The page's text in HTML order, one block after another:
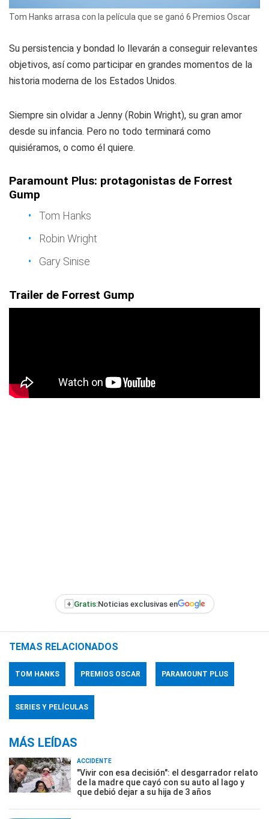
Tom Hanks arrasa con la película que se ganó 6 Premios Oscar
Su persistencia y bondad lo llevarán a conseguir relevantes
objetivos, así como participar en grandes momentos de la
historia moderna de los Estados Unidos.
Siempre sin olvidar a Jenny (Robin Wright), su gran amor
desde su infancia. Pero no todo terminará como
quisiéramos, o como él quiere.
Paramount Plus: protagonistas de Forrest
Gump
Tom Hanks
Robin Wright
Gary Sinise
Trailer de Forrest Gump
+ Gratis:Noticias exclusivas en
TEMAS RELACIONADOS
TOM HANKS PREMIOS OSCAR PARAMOUNT PLUS
SERIES Y PELÍCULAS
MÁS LEÍDAS
ACCIDENTE
"Vivir con esa decisión": el desgarrador relato
de la madre que cayó con su auto al lago y
que debió dejar a su hija de 3 años